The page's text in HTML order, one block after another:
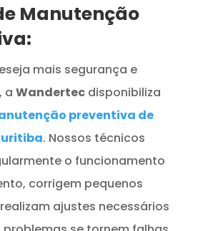
Manutenção
mais segurança e
a Wandertecdisponibiliza
preventiva de
. Nossos técnicos
o funcionamento
corrigem pequenos
ajustes necessários